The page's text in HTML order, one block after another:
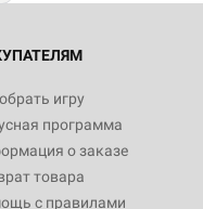
игру
программа
о заказе
товара
с правилами